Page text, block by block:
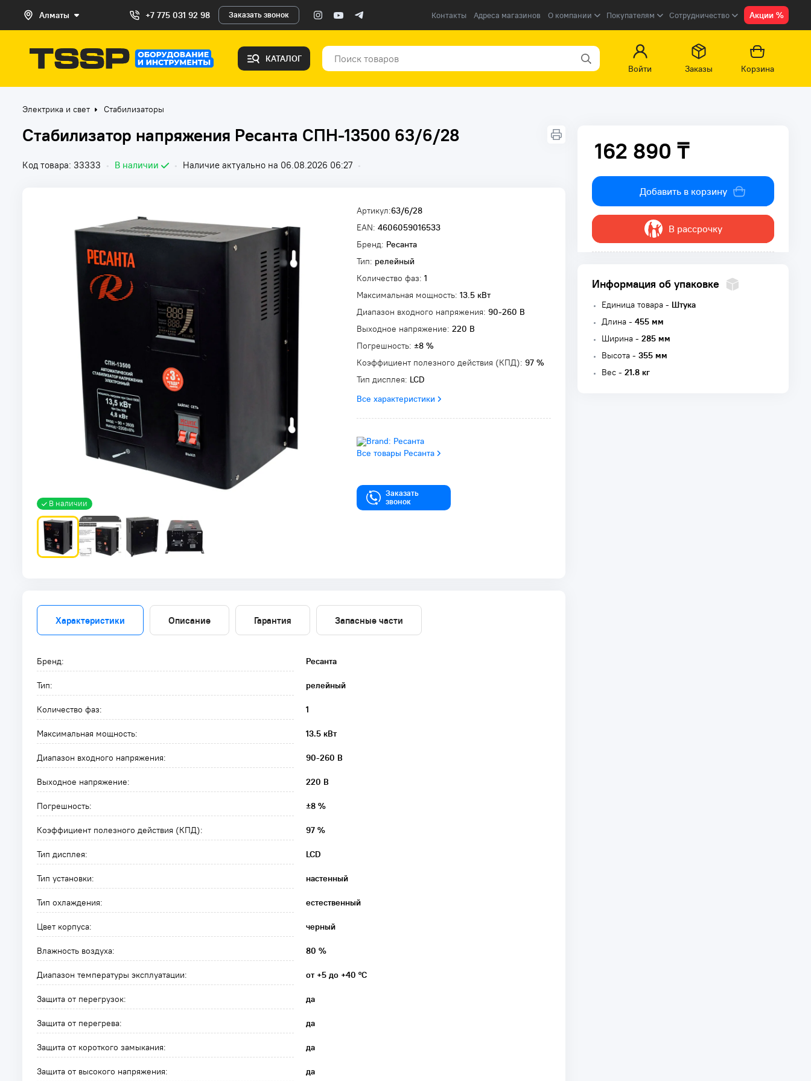
Алматы +7 775 031 92 98 Заказать звонок Контакты Адреса магазинов О компании Покупателям Сотрудничество Акции %
КАТАЛОГ
Войти
Заказы Корзина
Электрика и свет Стабилизаторы
Стабилизатор напряжения Ресанта СПН-13500 63/6/28
Код товара: 33333 • В наличии • Наличие актуально на 06.08.2026 06:27 •
В наличии
Артикул:63/6/28
EAN: 4606059016533
Бренд: Ресанта
Тип: релейный
Количество фаз: 1
Максимальная мощность: 13.5 кВт
Диапазон входного напряжения: 90-260 В
Выходное напряжение: 220 В
Погрешность: ±8 %
Коэффициент полезного действия (КПД): 97 %
Тип дисплея: LCD
Все характеристики
Все товары Ресанта
Заказать
звонок
162 890 ₸
162 890 ₸
Добавить в корзину
В рассрочку
Информация об упаковке
Единица товара - Штука
Длина - 455 мм
Ширина - 285 мм
Высота - 355 мм
Вес - 21.8 кг
Характеристики Описание Гарантия Запасные части
Бренд: Ресанта
Тип: релейный
Количество фаз: 1
Максимальная мощность: 13.5 кВт
Диапазон входного напряжения: 90-260 В
Выходное напряжение: 220 В
Погрешность: ±8 %
Коэффициент полезного действия (КПД): 97 %
Тип дисплея: LCD
Тип установки: настенный
Тип охлаждения: естественный
Цвет корпуса: черный
Влажность воздуха: 80 %
Диапазон температуры эксплуатации: от +5 до +40 °C
Защита от перегрузок: да
Защита от перегрева: да
Защита от короткого замыкания: да
Защита от высокого напряжения: да